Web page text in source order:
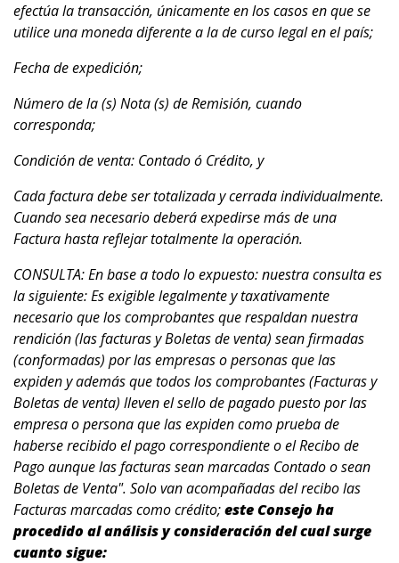
efectúa la transacción, únicamente en los casos en que se
utilice una moneda diferente a la de curso legal en el país;
Fecha de expedición;
Número de la (s) Nota (s) de Remisión, cuando
corresponda;
Condición de venta: Contado ó Crédito, y
Cada factura debe ser totalizada y cerrada individualmente.
Cuando sea necesario deberá expedirse más de una
Factura hasta reflejar totalmente la operación.
CONSULTA: En base a todo lo expuesto: nuestra consulta es
la siguiente: Es exigible legalmente y taxativamente
necesario que los comprobantes que respaldan nuestra
rendición (las facturas y Boletas de venta) sean firmadas
(conformadas) por las empresas o personas que las
expiden y además que todos los comprobantes (Facturas y
Boletas de venta) lleven el sello de pagado puesto por las
empresa o persona que las expiden como prueba de
haberse recibido el pago correspondiente o el Recibo de
Pago aunque las facturas sean marcadas Contado o sean
Boletas de Venta". Solo van acompañadas del recibo las
Facturas marcadas como crédito;este Consejo ha
procedido al análisis y consideración del cual surge
cuanto sigue: